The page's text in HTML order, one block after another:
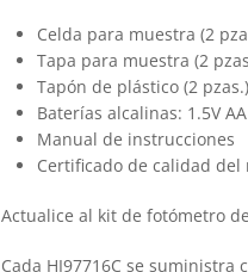
Celda para muestra (2
Tapa para muestra (2
Tapón de plástico (2 pzas.)
Baterías alcalinas: 1.5V
Manual de instrucciones
Certificado de calidad del
Actualice al kit de fotómetro
Cada HI97716C se suministra